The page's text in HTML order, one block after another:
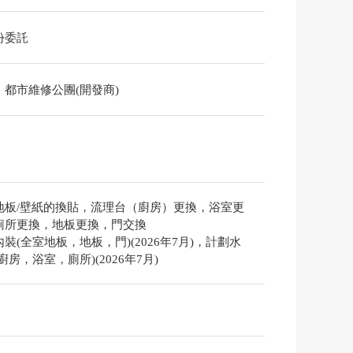
委託
都市維修公團(開發商)
板/壁紙的換貼，流理台（廚房）更換，浴室更
所更換，地板更換，門交換
裝(全室地板，地板，門)(2026年7月)，計劃水
房，浴室，廁所)(2026年7月)